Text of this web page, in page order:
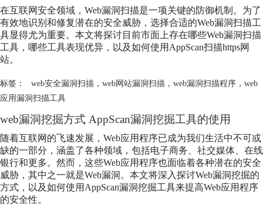
在互联网安全领域，Web漏洞扫描是一项关键的防御机制。为了
有效地识别和修复潜在的安全威胁，选择合适的Web漏洞扫描工
具显得尤为重要。本文将探讨目前市面上存在哪些Web漏洞扫描
工具，哪些工具表现优异，以及如何使用AppScan扫描https网
站。
标签： web安全漏洞扫描， web网站漏洞扫描， web漏洞扫描程序， web
应用漏洞扫描工具
web漏洞挖掘方式 AppScan漏洞挖掘工具的使用
随着互联网的飞速发展，Web应用程序已成为我们生活中不可或
缺的一部分，涵盖了各种领域，包括电子商务、社交媒体、在线
银行和更多。然而，这些Web应用程序也面临着各种潜在的安全
威胁，其中之一就是Web漏洞。本文将深入探讨Web漏洞挖掘的
方式，以及如何使用AppScan漏洞挖掘工具来提高Web应用程序
的安全性。